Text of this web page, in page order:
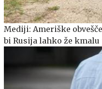
Mediji: Ameriške
bi Rusija lahko že